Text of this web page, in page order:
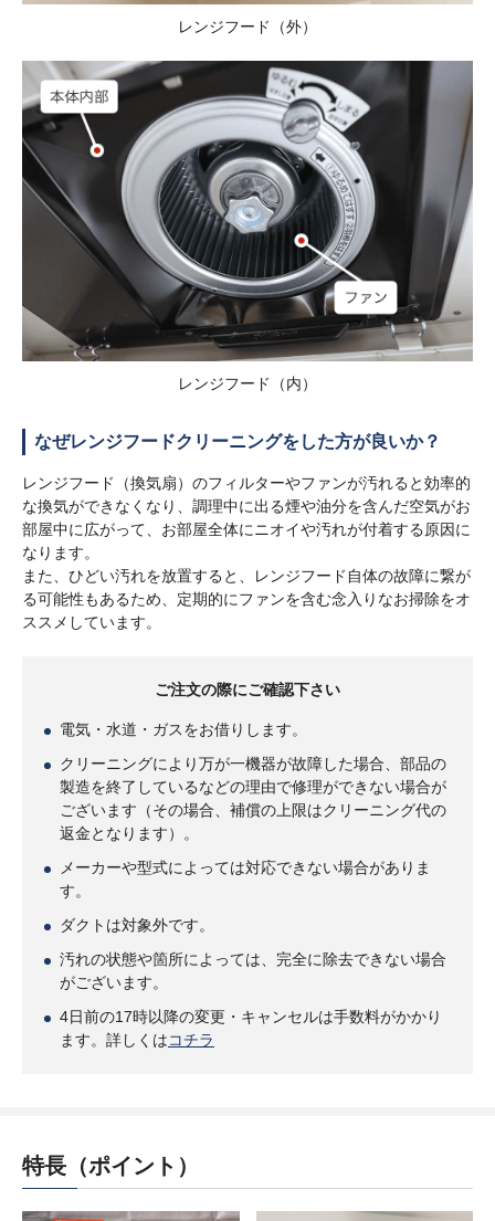
レンジフード（外）
レンジフード（内）
なぜレンジフードクリーニングをした方が良いか？
レンジフード（換気扇）のフィルターやファンが汚れると効率的
な換気ができなくなり、調理中に出る煙や油分を含んだ空気がお
部屋中に広がって、お部屋全体にニオイや汚れが付着する原因に
なります。
また、ひどい汚れを放置すると、レンジフード自体の故障に繋が
る可能性もあるため、定期的にファンを含む念入りなお掃除をオ
ススメしています。
ご注文の際にご確認下さい
電気・水道・ガスをお借りします。
クリーニングにより万が一機器が故障した場合、部品の
製造を終了しているなどの理由で修理ができない場合が
ございます（その場合、補償の上限はクリーニング代の
返金となります）。
メーカーや型式によっては対応できない場合がありま
す。
ダクトは対象外です。
汚れの状態や箇所によっては、完全に除去できない場合
がございます。
4日前の17時以降の変更・キャンセルは手数料がかかり
ます。詳しくはコチラ
特長（ポイント）